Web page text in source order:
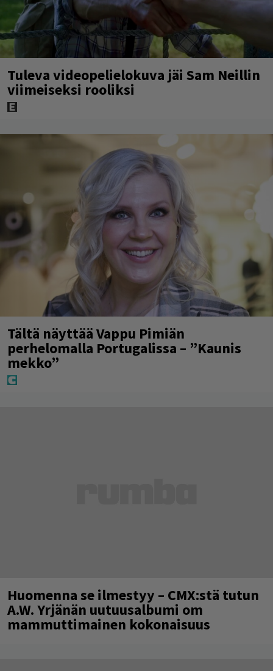
Tuleva videopelielokuva jäi Sam Neillin
viimeiseksi rooliksi
Tältä näyttää Vappu Pimiän
perhelomalla Portugalissa – ”Kaunis
mekko”
Huomenna se ilmestyy – CMX:stä tutun
A.W. Yrjänän uutuusalbumi om
mammuttimainen kokonaisuus